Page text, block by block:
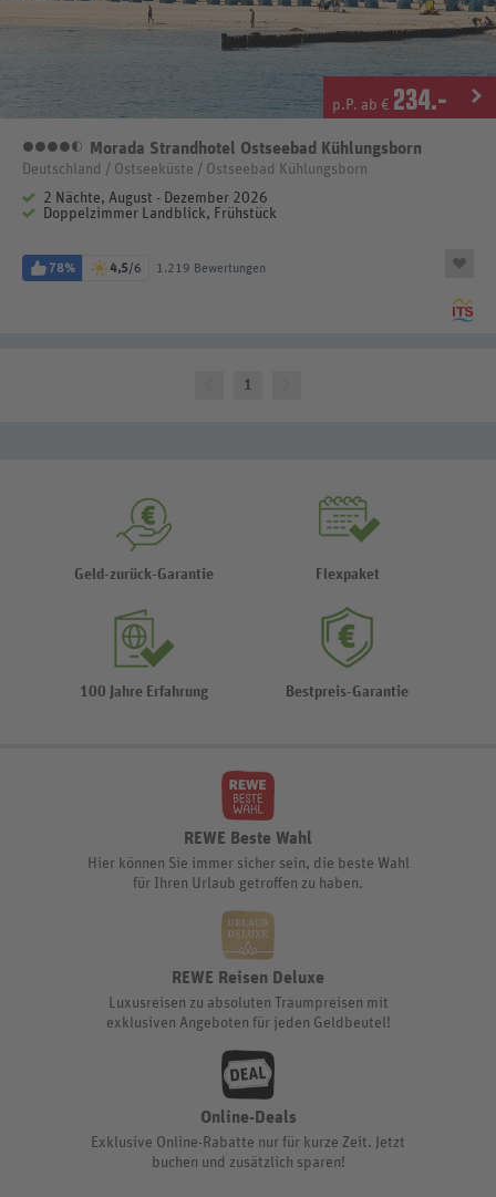
p.P. ab € 234.-
4,5 Sterne
Morada Strandhotel Ostseebad Kühlungsborn
Deutschland / Ostseeküste / Ostseebad Kühlungsborn
2 Nächte, August - Dezember 2026
Doppelzimmer Landblick, Frühstück
78% 4,5/6 1.219 Bewertungen
1
Geld-zurück-Garantie Flexpaket
100 Jahre Erfahrung Bestpreis-Garantie
REWE Beste Wahl
Hier können Sie immer sicher sein, die beste Wahl
für Ihren Urlaub getroffen zu haben.
REWE Reisen Deluxe
Luxusreisen zu absoluten Traumpreisen mit
exklusiven Angeboten für jeden Geldbeutel!
Online-Deals
Exklusive Online-Rabatte nur für kurze Zeit. Jetzt
buchen und zusätzlich sparen!